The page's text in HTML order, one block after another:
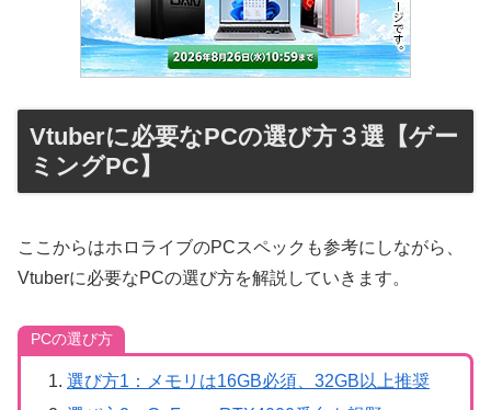
Vtuberに必要なPCの選び方３選【ゲー
ミングPC】
ここからはホロライブのPCスペックも参考にしながら、
Vtuberに必要なPCの選び方を解説していきます。
PCの選び方
選び方1：メモリは16GB必須、32GB以上推奨